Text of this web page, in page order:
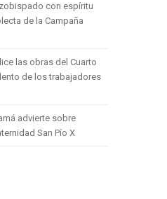
con espíritu
de la Campaña
las obras del Cuarto
de los trabajadores
advierte sobre
San Pío X